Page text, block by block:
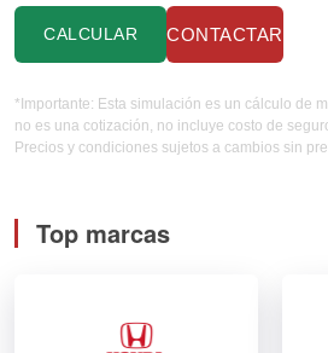
CALCULAR CONTACTAR
*Importante: Esta simulación es un cálculo de
no es una cotización, no incluye costo de
Precios y condiciones sujetos a cambios sin
Top marcas